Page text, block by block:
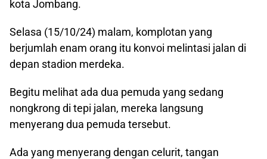
kota Jombang.
Selasa (15/10/24) malam, komplotan yang
berjumlah enam orang itu konvoi melintasi jalan di
depan stadion merdeka.
Begitu melihat ada dua pemuda yang sedang
nongkrong di tepi jalan, mereka langsung
menyerang dua pemuda tersebut.
Ada yang menyerang dengan celurit, tangan